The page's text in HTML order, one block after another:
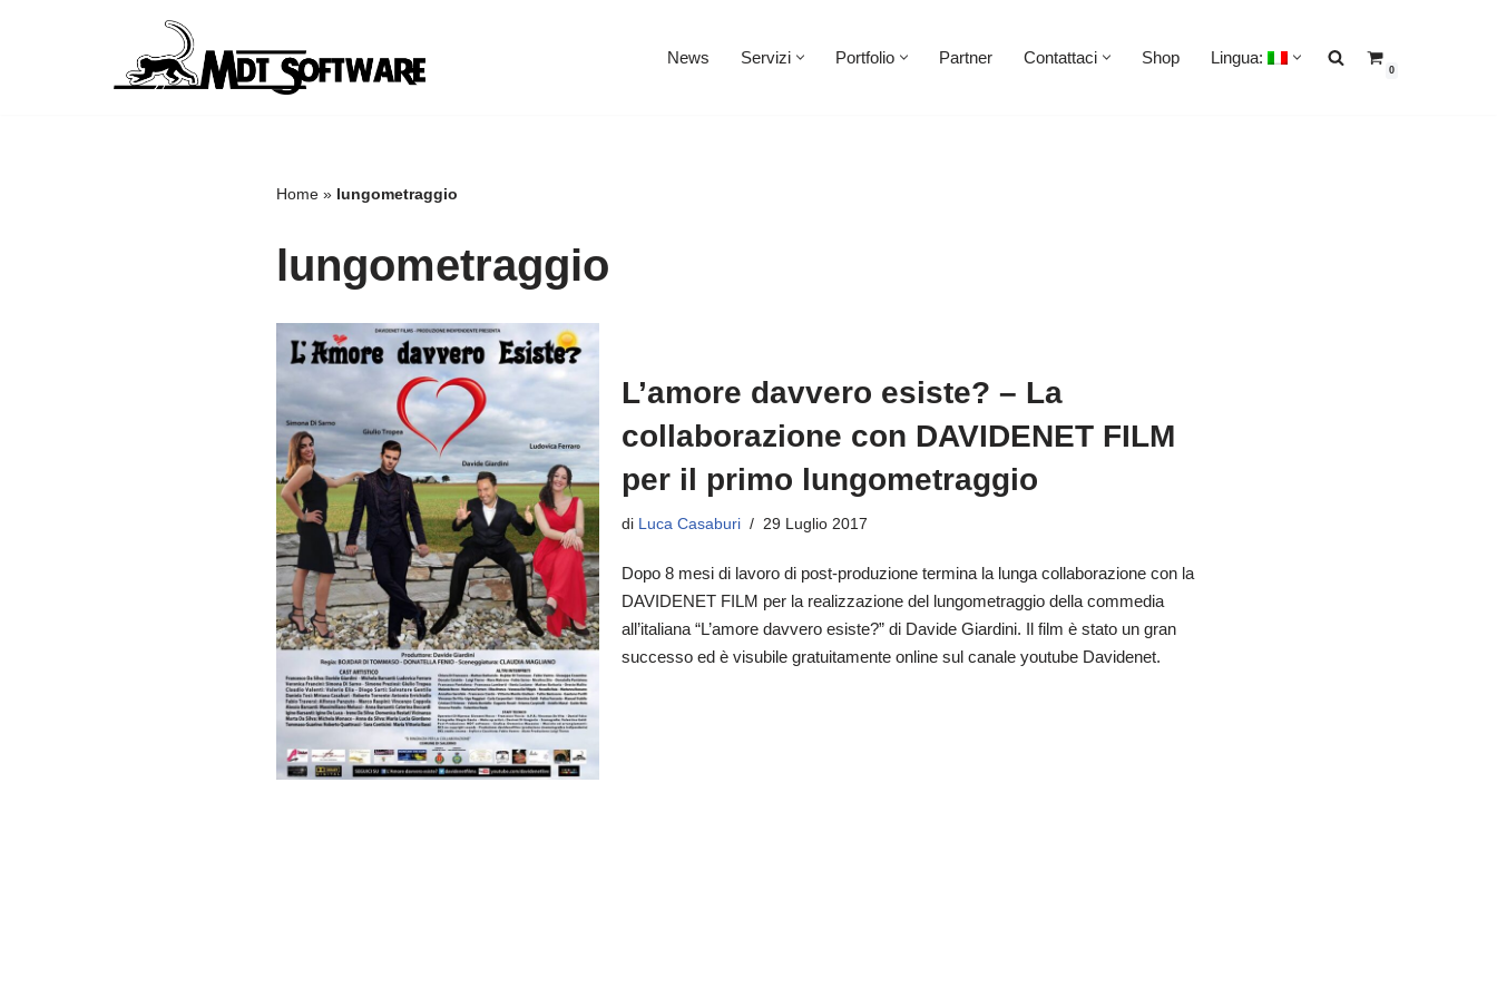
News Servizi Portfolio Partner Contattaci Shop Lingua:
0
Home » lungometraggio
lungometraggio
L’amore davvero esiste? – La
collaborazione con DAVIDENET FILM
per il primo lungometraggio
di Luca Casaburi 29 Luglio 2017
Dopo 8 mesi di lavoro di post-produzione termina la lunga collaborazione con la
DAVIDENET FILM per la realizzazione del lungometraggio della commedia
all’italiana “L’amore davvero esiste?” di Davide Giardini. Il film è stato un gran
successo ed è visubile gratuitamente online sul canale youtube Davidenet.